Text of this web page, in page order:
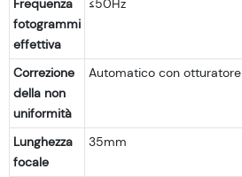
Frequenza
fotogrammi
effettiva
≤50Hz
Correzione
della non
uniformità
Automatico con otturatore
Lunghezza
focale
35mm